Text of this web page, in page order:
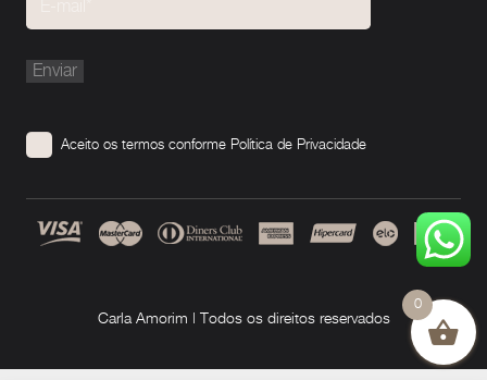
Please
this
empty.
Aceito os termos conforme Política de Privacidade
Carla Amorim | Todos os direitos reservados
0